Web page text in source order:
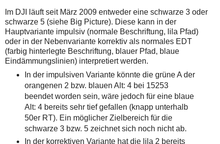
Im DJI läuft seit März 2009 entweder eine schwarze 3 oder
schwarze 5 (siehe Big Picture). Diese kann in der
Hauptvariante impulsiv (normale Beschriftung, lila Pfad)
oder in der Nebenvariante korrektiv als normales EDT
(farbig hinterlegte Beschriftung, blauer Pfad, blaue
Eindämmungslinien) interpretiert werden.
In der impulsiven Variante könnte die grüne A der
orangenen 2 bzw. blauen Alt: 4 bei 15253
beendet worden sein, wäre jedoch für eine blaue
Alt: 4 bereits sehr tief gefallen (knapp unterhalb
50er RT). Ein möglicher Zielbereich für die
schwarze 3 bzw. 5 zeichnet sich noch nicht ab.
In der korrektiven Variante hat die lila 2 bereits